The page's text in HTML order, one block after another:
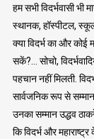
हम सभी विदर्भवासी
स्थानक, हॉस्पीटल,
क्या विदर्भ का और कोई
सकें?… सोचो,
पहचान नहीं मिलती.
सार्वजनिक रूप से
उनका सम्मान उद्धव
कि विदर्भ और